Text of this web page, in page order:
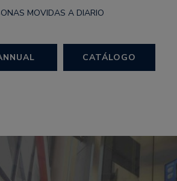
MOVIDAS A DIARIO
CATÁLOGO